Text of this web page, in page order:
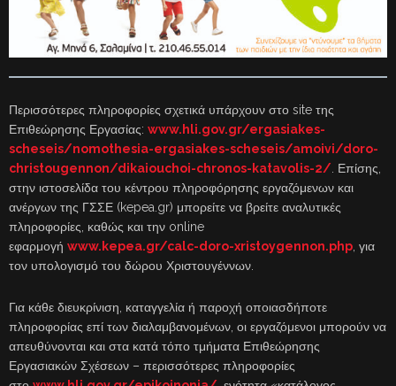
Περισσότερες πληροφορίες σχετικά υπάρχουν στο site της
Επιθεώρησης Εργασίας: www.hli.gov.gr/ergasiakes-
scheseis/nomothesia-ergasiakes-scheseis/amoivi/doro-
christougennon/dikaiouchoi-chronos-katavolis-2/ . Επίσης,
στην ιστοσελίδα του κέντρου πληροφόρησης εργαζόμενων και
ανέργων της ΓΣΣΕ (kepea.gr) μπορείτε να βρείτε αναλυτικές
πληροφορίες, καθώς και την online
εφαρμογή www.kepea.gr/calc-doro-xristoygennon.php , για
τον υπολογισμό του δώρου Χριστουγέννων.
Για κάθε διευκρίνιση, καταγγελία ή παροχή οποιασδήποτε
πληροφορίας επί των διαλαμβανομένων, οι εργαζόμενοι μπορούν να
απευθύνονται και στα κατά τόπο τμήματα Επιθεώρησης
Εργασιακών Σχέσεων – περισσότερες πληροφορίες